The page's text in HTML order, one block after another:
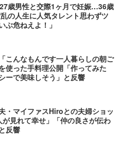
歳男性と交際1ヶ月で妊娠…36歳
の人生に人気タレント思わずツ
ぶ危ねえよ！」
こんなもんです一人暮らしの朝ご
使った手料理公開「作ってみた
ーで美味しそう」と反響
・マイファスHiroとの夫婦ショッ
が見れて幸せ」「仲の良さが伝わ
反響